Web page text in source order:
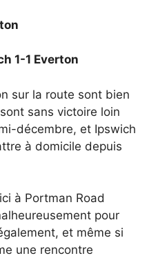
1-1 Everton
sur la route sont bien
sans victoire loin
décembre, et Ipswich
à domicile depuis
à Portman Road
pour
et même si
une rencontre